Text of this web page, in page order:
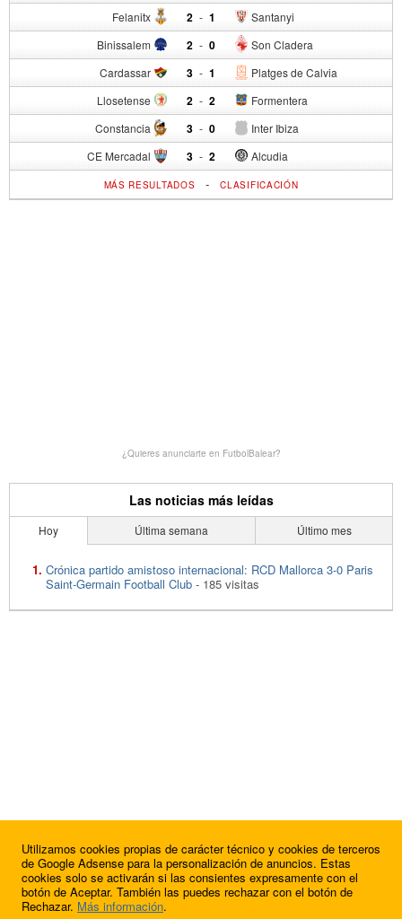
Felanitx 2 - Santanyi
1
Binissalem 2 - Son Cladera
0
Cardassar 3 - Platges de Calvia
1
Llosetense 2 - Formentera
2
Constancia 3 - Inter Ibiza
0
CE Mercadal 3 - Alcudia
2
MÁS RESULTADOS -CLASIFICACIÓN
¿Quieres anunciarte en FutbolBalear?
Las noticias más leídas
Hoy Última semana Último mes
Crónica partido amistoso internacional: RCD Mallorca 3-0 Paris
Saint-Germain Football Club - 185 visitas
Utilizamos cookies propias de carácter técnico y cookies de terceros
de Google Adsense para la personalización de anuncios. Estas
cookies solo se activarán si las consientes expresamente con el
botón de Aceptar. También las puedes rechazar con el botón de
Rechazar. Más información.